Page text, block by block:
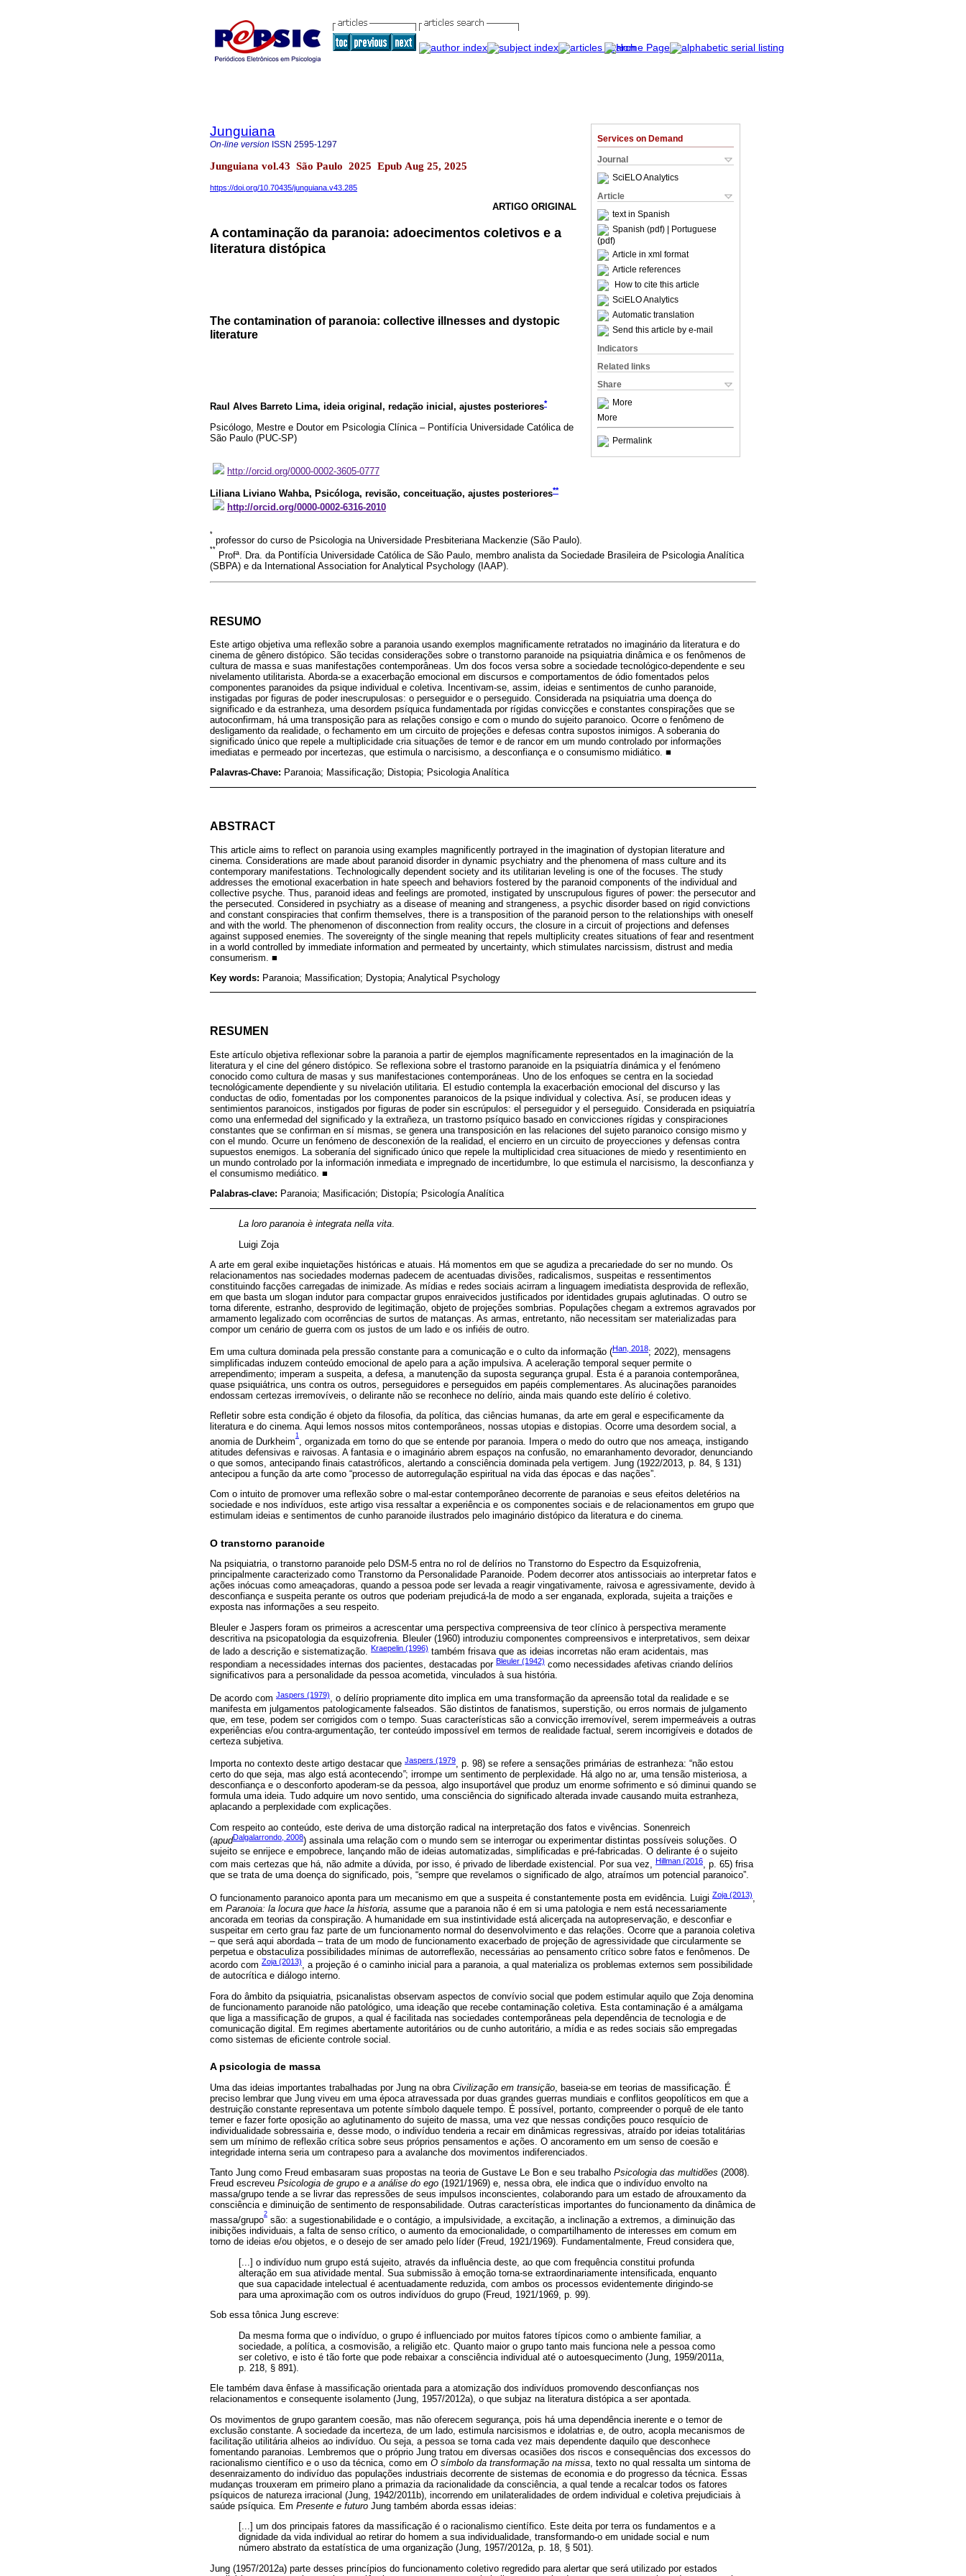
Services on Demand
Journal
SciELO Analytics
Article
text in Spanish
Spanish (pdf)
| Portuguese
(pdf)
Article in xml format
Article references
How to cite this article
SciELO Analytics
Automatic translation
Send this article by e-mail
Indicators
Related links
Share
More
More
Permalink
Junguiana
On-line version ISSN 2595-1297
Junguiana vol.43 São Paulo 2025 Epub Aug 25, 2025
https://doi.org/10.70435/junguiana.v43.285
ARTIGO ORIGINAL
A contaminação da paranoia: adoecimentos coletivos e a
literatura distópica
The contamination of paranoia: collective illnesses and dystopic
literature
Raul Alves Barreto Lima, ideia original, redação inicial, ajustes posteriores*
Psicólogo, Mestre e Doutor em Psicologia Clínica – Pontifícia Universidade Católica de
São Paulo (PUC-SP)
http://orcid.org/0000-0002-3605-0777
Liliana Liviano Wahba, Psicóloga, revisão, conceituação, ajustes posteriores**
http://orcid.org/0000-0002-6316-2010
*
professor do curso de Psicologia na Universidade Presbiteriana Mackenzie (São Paulo).
**
Profª. Dra. da Pontifícia Universidade Católica de São Paulo, membro analista da Sociedade Brasileira de Psicologia Analítica
(SBPA) e da International Association for Analytical Psychology (IAAP).
RESUMO
Este artigo objetiva uma reflexão sobre a paranoia usando exemplos magnificamente retratados no imaginário da literatura e do
cinema de gênero distópico. São tecidas considerações sobre o transtorno paranoide na psiquiatria dinâmica e os fenômenos de
cultura de massa e suas manifestações contemporâneas. Um dos focos versa sobre a sociedade tecnológico-dependente e seu
nivelamento utilitarista. Aborda-se a exacerbação emocional em discursos e comportamentos de ódio fomentados pelos
componentes paranoides da psique individual e coletiva. Incentivam-se, assim, ideias e sentimentos de cunho paranoide,
instigadas por figuras de poder inescrupulosas: o perseguidor e o perseguido. Considerada na psiquiatria uma doença do
significado e da estranheza, uma desordem psíquica fundamentada por rígidas convicções e constantes conspirações que se
autoconfirmam, há uma transposição para as relações consigo e com o mundo do sujeito paranoico. Ocorre o fenômeno de
desligamento da realidade, o fechamento em um circuito de projeções e defesas contra supostos inimigos. A soberania do
significado único que repele a multiplicidade cria situações de temor e de rancor em um mundo controlado por informações
imediatas e permeado por incertezas, que estimula o narcisismo, a desconfiança e o consumismo midiático. ■
Palavras-Chave: Paranoia; Massificação; Distopia; Psicologia Analítica
ABSTRACT
This article aims to reflect on paranoia using examples magnificently portrayed in the imagination of dystopian literature and
cinema. Considerations are made about paranoid disorder in dynamic psychiatry and the phenomena of mass culture and its
contemporary manifestations. Technologically dependent society and its utilitarian leveling is one of the focuses. The study
addresses the emotional exacerbation in hate speech and behaviors fostered by the paranoid components of the individual and
collective psyche. Thus, paranoid ideas and feelings are promoted, instigated by unscrupulous figures of power: the persecutor and
the persecuted. Considered in psychiatry as a disease of meaning and strangeness, a psychic disorder based on rigid convictions
and constant conspiracies that confirm themselves, there is a transposition of the paranoid person to the relationships with oneself
and with the world. The phenomenon of disconnection from reality occurs, the closure in a circuit of projections and defenses
against supposed enemies. The sovereignty of the single meaning that repels multiplicity creates situations of fear and resentment
in a world controlled by immediate information and permeated by uncertainty, which stimulates narcissism, distrust and media
consumerism. ■
Key words: Paranoia; Massification; Dystopia; Analytical Psychology
RESUMEN
Este artículo objetiva reflexionar sobre la paranoia a partir de ejemplos magníficamente representados en la imaginación de la
literatura y el cine del género distópico. Se reflexiona sobre el trastorno paranoide en la psiquiatría dinámica y el fenómeno
conocido como cultura de masas y sus manifestaciones contemporáneas. Uno de los enfoques se centra en la sociedad
tecnológicamente dependiente y su nivelación utilitaria. El estudio contempla la exacerbación emocional del discurso y las
conductas de odio, fomentadas por los componentes paranoicos de la psique individual y colectiva. Así, se producen ideas y
sentimientos paranoicos, instigados por figuras de poder sin escrúpulos: el perseguidor y el perseguido. Considerada en psiquiatría
como una enfermedad del significado y la extrañeza, un trastorno psíquico basado en convicciones rígidas y conspiraciones
constantes que se confirman en sí mismas, se genera una transposición en las relaciones del sujeto paranoico consigo mismo y
con el mundo. Ocurre un fenómeno de desconexión de la realidad, el encierro en un circuito de proyecciones y defensas contra
supuestos enemigos. La soberanía del significado único que repele la multiplicidad crea situaciones de miedo y resentimiento en
un mundo controlado por la información inmediata e impregnado de incertidumbre, lo que estimula el narcisismo, la desconfianza y
el consumismo mediático. ■
Palabras-clave: Paranoia; Masificación; Distopía; Psicología Analítica
La loro paranoia è integrata nella vita.
Luigi Zoja
A arte em geral exibe inquietações históricas e atuais. Há momentos em que se agudiza a precariedade do ser no mundo. Os
relacionamentos nas sociedades modernas padecem de acentuadas divisões, radicalismos, suspeitas e ressentimentos
constituindo facções carregadas de inimizade. As mídias e redes sociais acirram a linguagem imediatista desprovida de reflexão,
em que basta um slogan indutor para compactar grupos enraivecidos justificados por identidades grupais aglutinadas. O outro se
torna diferente, estranho, desprovido de legitimação, objeto de projeções sombrias. Populações chegam a extremos agravados por
armamento legalizado com ocorrências de surtos de matanças. As armas, entretanto, não necessitam ser materializadas para
compor um cenário de guerra com os justos de um lado e os infiéis de outro.
Em uma cultura dominada pela pressão constante para a comunicação e o culto da informação (Han, 2018; 2022), mensagens
simplificadas induzem conteúdo emocional de apelo para a ação impulsiva. A aceleração temporal sequer permite o
arrependimento; imperam a suspeita, a defesa, a manutenção da suposta segurança grupal. Esta é a paranoia contemporânea,
quase psiquiátrica, uns contra os outros, perseguidores e perseguidos em papéis complementares. As alucinações paranoides
endossam certezas irremovíveis, o delirante não se reconhece no delírio, ainda mais quando este delírio é coletivo.
Refletir sobre esta condição é objeto da filosofia, da política, das ciências humanas, da arte em geral e especificamente da
literatura e do cinema. Aqui lemos nossos mitos contemporâneos, nossas utopias e distopias. Ocorre uma desordem social, a
anomia de Durkheim
1
, organizada em torno do que se entende por paranoia. Impera o medo do outro que nos ameaça, instigando
atitudes defensivas e raivosas. A fantasia e o imaginário abrem espaços na confusão, no emaranhamento devorador, denunciando
o que somos, antecipando finais catastróficos, alertando a consciência dominada pela vertigem. Jung (1922/2013, p. 84, § 131)
antecipou a função da arte como “processo de autorregulação espiritual na vida das épocas e das nações”.
Com o intuito de promover uma reflexão sobre o mal-estar contemporâneo decorrente de paranoias e seus efeitos deletérios na
sociedade e nos indivíduos, este artigo visa ressaltar a experiência e os componentes sociais e de relacionamentos em grupo que
estimulam ideias e sentimentos de cunho paranoide ilustrados pelo imaginário distópico da literatura e do cinema.
O transtorno paranoide
Na psiquiatria, o transtorno paranoide pelo DSM-5 entra no rol de delírios no Transtorno do Espectro da Esquizofrenia,
principalmente caracterizado como Transtorno da Personalidade Paranoide. Podem decorrer atos antissociais ao interpretar fatos e
ações inócuas como ameaçadoras, quando a pessoa pode ser levada a reagir vingativamente, raivosa e agressivamente, devido à
desconfiança e suspeita perante os outros que poderiam prejudicá-la de modo a ser enganada, explorada, sujeita a traições e
exposta nas informações a seu respeito.
Bleuler e Jaspers foram os primeiros a acrescentar uma perspectiva compreensiva de teor clínico à perspectiva meramente
descritiva na psicopatologia da esquizofrenia. Bleuler (1960) introduziu componentes compreensivos e interpretativos, sem deixar
de lado a descrição e sistematização.
Kraepelin (1996) também frisava que as ideias incorretas não eram acidentais, mas
respondiam a necessidades internas dos pacientes, destacadas por Bleuler (1942) como necessidades afetivas criando delírios
significativos para a personalidade da pessoa acometida, vinculados à sua história.
De acordo com Jaspers (1979)
, o delírio propriamente dito implica em uma transformação da apreensão total da realidade e se
manifesta em julgamentos patologicamente falseados. São distintos de fanatismos, superstição, ou erros normais de julgamento
que, em tese, podem ser corrigidos com o tempo. Suas características são a convicção irremovível, serem impermeáveis a outras
experiências e/ou contra-argumentação, ter conteúdo impossível em termos de realidade factual, serem incorrigíveis e dotados de
certeza subjetiva.
Importa no contexto deste artigo destacar que Jaspers (1979, p. 98) se refere a sensações primárias de estranheza: “não estou
certo do que seja, mas algo está acontecendo”; irrompe um sentimento de perplexidade. Há algo no ar, uma tensão misteriosa, a
desconfiança e o desconforto apoderam-se da pessoa, algo insuportável que produz um enorme sofrimento e só diminui quando se
formula uma ideia. Tudo adquire um novo sentido, uma consciência do significado alterada invade causando muita estranheza,
aplacando a perplexidade com explicações.
Com respeito ao conteúdo, este deriva de uma distorção radical na interpretação dos fatos e vivências. Sonenreich
(apudDalgalarrondo, 2008) assinala uma relação com o mundo sem se interrogar ou experimentar distintas possíveis soluções. O
sujeito se enrijece e empobrece, lançando mão de ideias automatizadas, simplificadas e pré-fabricadas. O delirante é o sujeito
com mais certezas que há, não admite a dúvida, por isso, é privado de liberdade existencial. Por sua vez, Hillman (2016, p. 65) frisa
que se trata de uma doença do significado, pois, “sempre que revelamos o significado de algo, atraímos um potencial paranoico”.
O funcionamento paranoico aponta para um mecanismo em que a suspeita é constantemente posta em evidência. Luigi Zoja (2013),
em Paranoia: la locura que hace la historia, assume que a paranoia não é em si uma patologia e nem está necessariamente
ancorada em teorias da conspiração. A humanidade em sua instintividade está alicerçada na autopreservação, e desconfiar e
suspeitar em certo grau faz parte de um funcionamento normal do desenvolvimento e das relações. Ocorre que a paranoia coletiva
– que será aqui abordada – trata de um modo de funcionamento exacerbado de projeção de agressividade que circularmente se
perpetua e obstaculiza possibilidades mínimas de autorreflexão, necessárias ao pensamento crítico sobre fatos e fenômenos. De
acordo com Zoja (2013), a projeção é o caminho inicial para a paranoia, a qual materializa os problemas externos sem possibilidade
de autocrítica e diálogo interno.
Fora do âmbito da psiquiatria, psicanalistas observam aspectos de convívio social que podem estimular aquilo que Zoja denomina
de funcionamento paranoide não patológico, uma ideação que recebe contaminação coletiva. Esta contaminação é a amálgama
que liga a massificação de grupos, a qual é facilitada nas sociedades contemporâneas pela dependência de tecnologia e de
comunicação digital. Em regimes abertamente autoritários ou de cunho autoritário, a mídia e as redes sociais são empregadas
como sistemas de eficiente controle social.
A psicologia de massa
Uma das ideias importantes trabalhadas por Jung na obra Civilização em transição , baseia-se em teorias de massificação. É
preciso lembrar que Jung viveu em uma época atravessada por duas grandes guerras mundiais e conflitos geopolíticos em que a
destruição constante representava um potente símbolo daquele tempo. É possível, portanto, compreender o porquê de ele tanto
temer e fazer forte oposição ao aglutinamento do sujeito de massa, uma vez que nessas condições pouco resquício de
individualidade sobressairia e, desse modo, o indivíduo tenderia a recair em dinâmicas regressivas, atraído por ideias totalitárias
sem um mínimo de reflexão crítica sobre seus próprios pensamentos e ações. O ancoramento em um senso de coesão e
integridade interna seria um contrapeso para a avalanche dos movimentos indiferenciados.
Tanto Jung como Freud embasaram suas propostas na teoria de Gustave Le Bon e seu trabalho Psicologia das multidões (2008).
Freud escreveu Psicologia de grupo e a análise do ego (1921/1969) e, nessa obra, ele indica que o indivíduo envolto na
massa/grupo tende a se livrar das repressões de seus impulsos inconscientes, colaborando para um estado de afrouxamento da
consciência e diminuição de sentimento de responsabilidade. Outras características importantes do funcionamento da dinâmica de
massa/grupo
2
são: a sugestionabilidade e o contágio, a impulsividade, a excitação, a inclinação a extremos, a diminuição das
inibições individuais, a falta de senso crítico, o aumento da emocionalidade, o compartilhamento de interesses em comum em
torno de ideias e/ou objetos, e o desejo de ser amado pelo líder (Freud, 1921/1969). Fundamentalmente, Freud considera que,
[...] o indivíduo num grupo está sujeito, através da influência deste, ao que com frequência constitui profunda
alteração em sua atividade mental. Sua submissão à emoção torna-se extraordinariamente intensificada, enquanto
que sua capacidade intelectual é acentuadamente reduzida, com ambos os processos evidentemente dirigindo-se
para uma aproximação com os outros indivíduos do grupo (Freud, 1921/1969, p. 99).
Sob essa tônica Jung escreve:
Da mesma forma que o indivíduo, o grupo é influenciado por muitos fatores típicos como o ambiente familiar, a
sociedade, a política, a cosmovisão, a religião etc. Quanto maior o grupo tanto mais funciona nele a pessoa como
ser coletivo, e isto é tão forte que pode rebaixar a consciência individual até o autoesquecimento (Jung, 1959/2011a,
p. 218, § 891).
Ele também dava ênfase à massificação orientada para a atomização dos indivíduos promovendo desconfianças nos
relacionamentos e consequente isolamento (Jung, 1957/2012a), o que subjaz na literatura distópica a ser apontada.
Os movimentos de grupo garantem coesão, mas não oferecem segurança, pois há uma dependência inerente e o temor de
exclusão constante. A sociedade da incerteza, de um lado, estimula narcisismos e idolatrias e, de outro, acopla mecanismos de
facilitação utilitária alheios ao indivíduo. Ou seja, a pessoa se torna cada vez mais dependente daquilo que desconhece
fomentando paranoias. Lembremos que o próprio Jung tratou em diversas ocasiões dos riscos e consequências dos excessos do
racionalismo científico e o uso da técnica, como em O símbolo da transformação na missa , texto no qual ressalta um sintoma de
desenraizamento do indivíduo das populações industriais decorrente de sistemas de economia e do progresso da técnica. Essas
mudanças trouxeram em primeiro plano a primazia da racionalidade da consciência, a qual tende a recalcar todos os fatores
psíquicos de natureza irracional (Jung, 1942/2011b), incorrendo em unilateralidades de ordem individual e coletiva prejudiciais à
saúde psíquica. Em Presente e futuro Jung também aborda essas ideias:
[...] um dos principais fatores da massificação é o racionalismo científico. Este deita por terra os fundamentos e a
dignidade da vida individual ao retirar do homem a sua individualidade, transformando-o em unidade social e num
número abstrato da estatística de uma organização (Jung, 1957/2012a, p. 18, § 501).
Jung (1957/2012a) parte desses princípios do funcionamento coletivo regredido para alertar que será utilizado por estados